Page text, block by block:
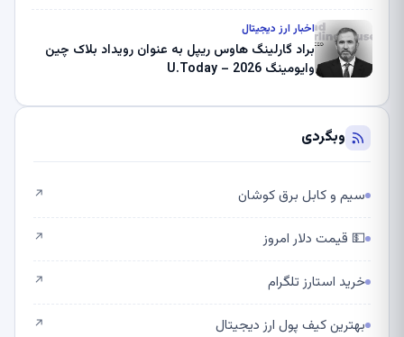
اخبار ارز دیجیتال
براد گارلینگ هاوس ریپل به عنوان رویداد بلاک چین
وایومینگ 2026 – U.Today
وبگردی
سیم و کابل برق کوشان ↗
💵 قیمت دلار امروز ↗
خرید استارز تلگرام ↗
بهترین کیف پول ارز دیجیتال ↗